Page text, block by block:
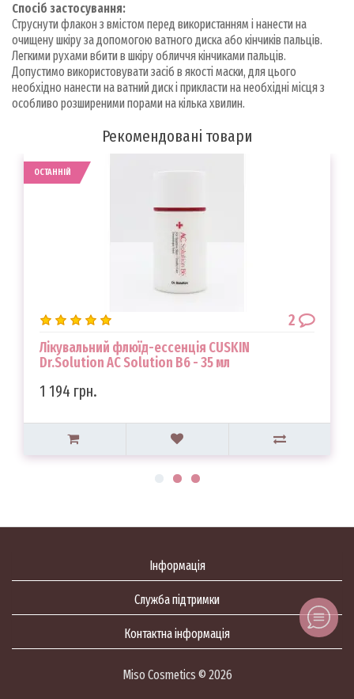
Спосіб застосування:
Струснути флакон з вмістом перед використанням і нанести на
очищену шкіру за допомогою ватного диска або кінчиків пальців.
Легкими рухами вбити в шкіру обличчя кінчиками пальців.
Допустимо використовувати засіб в якості маски, для цього
необхідно нанести на ватний диск і прикласти на необхідні місця з
особливо розширеними порами на кілька хвилин.
Рекомендовані товари
ОСТАННІЙ
2
Лікувальний флюїд-ессенція CUSKIN
Dr.Solution AC Solution B6 - 35 мл
1 194 грн.
Інформація
Служба підтримки
Контактна інформація
Miso Cosmetics © 2026